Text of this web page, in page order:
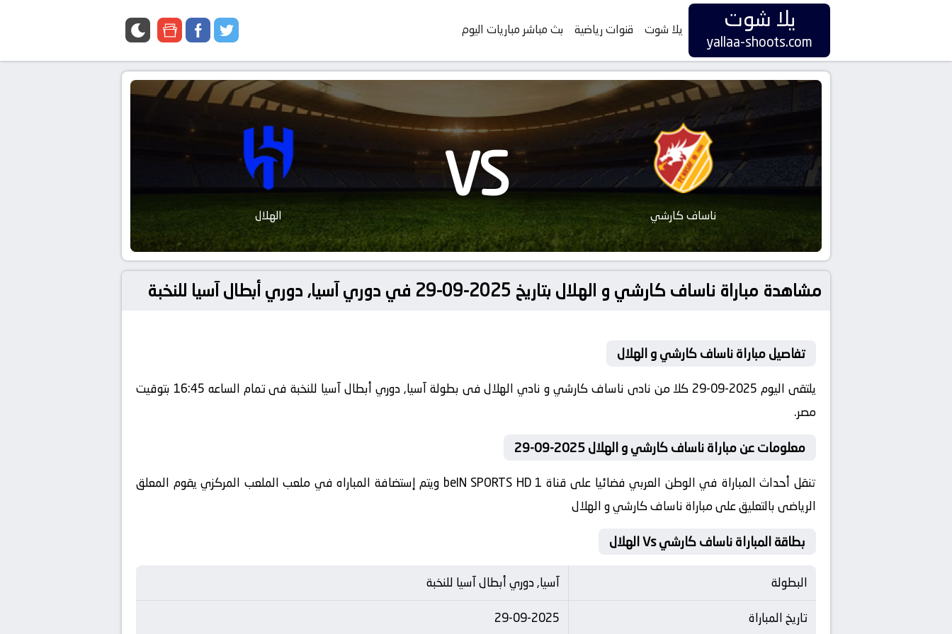
يلا شوت
yallaa-shoots.com
يلا شوت قنوات رياضية بث مباشر مباريات اليوم twitter
facebook
google
ناساف كارشي VS الهلال
مشاهدة مباراة ناساف كارشي و الهلال بتاريخ 2025-09-29 في دوري آسيا, دوري أبطال آسيا للنخبة
تفاصيل مباراة ناساف كارشي و الهلال
يلتقى اليوم 2025-09-29 كلا من نادى ناساف كارشي و نادي الهلال فى بطولة آسيا, دوري أبطال آسيا للنخبة فى تمام الساعه 16:45 بتوقيت
مصر.
معلومات عن مباراة ناساف كارشي و الهلال 2025-09-29
تنقل أحداث المباراة في الوطن العربي فضائيا على قناة beIN SPORTS HD 1 ويتم إستضافة المباراه في ملعب الملعب المركزي يقوم المعلق
الرياضى بالتعليق على مباراة ناساف كارشي و الهلال
بطاقة المباراة ناساف كارشي Vs الهلال
البطولة
آسيا, دوري أبطال آسيا للنخبة
تاريخ المباراة
29-09-2025